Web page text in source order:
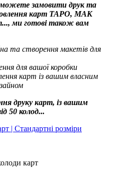
можете замовити друк та
карт ТАРО, МАК
ми готові також вам
та створення макетів для
для вашої коробки
карт із вашим власним
друку карт, із вашим
50 колод...
| Стандартні розміри